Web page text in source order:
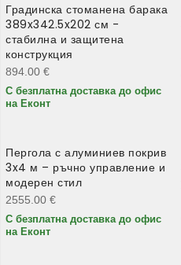
Градинска стоманена барака
389x342.5x202 см -
стабилна и защитена
конструкция
894.00 €
С безплатна доставка до офис
на Еконт
Пергола с алуминиев покрив
3x4 м – ръчно управление и
модерен стил
2555.00 €
С безплатна доставка до офис
на Еконт